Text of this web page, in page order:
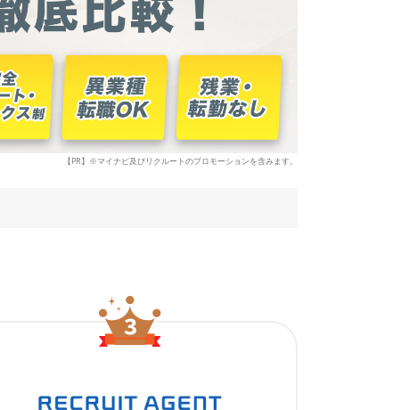
【PR】※マイナビ及びリクルートのプロモーションを含みます。